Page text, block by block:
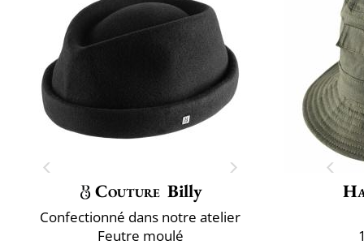
Couture Billy
Confectionné dans notre atelier
Feutre moulé